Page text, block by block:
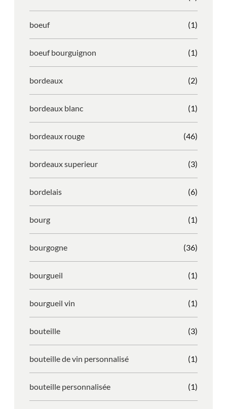
boeuf (1)
boeuf bourguignon (1)
bordeaux (2)
bordeaux blanc (1)
bordeaux rouge (46)
bordeaux superieur (3)
bordelais (6)
bourg (1)
bourgogne (36)
bourgueil (1)
bourgueil vin (1)
bouteille (3)
bouteille de vin personnalisé (1)
bouteille personnalisée (1)